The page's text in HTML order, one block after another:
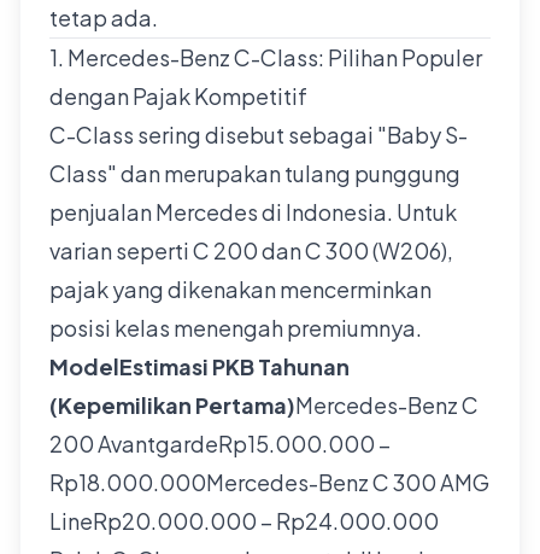
tetap ada.
1. Mercedes-Benz C-Class: Pilihan Populer
dengan Pajak Kompetitif
C-Class sering disebut sebagai "Baby S-
Class" dan merupakan tulang punggung
penjualan Mercedes di Indonesia. Untuk
varian seperti C 200 dan C 300 (W206),
pajak yang dikenakan mencerminkan
posisi kelas menengah premiumnya.
ModelEstimasi PKB Tahunan
(Kepemilikan Pertama)Mercedes-Benz C
200 AvantgardeRp15.000.000 –
Rp18.000.000Mercedes-Benz C 300 AMG
LineRp20.000.000 – Rp24.000.000